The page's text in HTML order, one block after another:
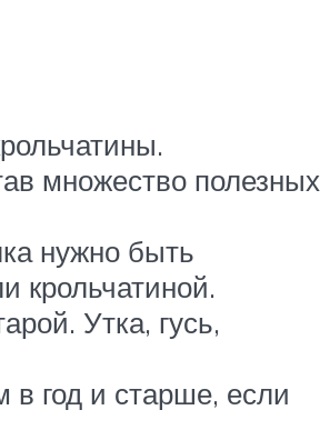
множество полезных
нужно быть
крольчатиной.
Утка, гусь,
в год и старше, если